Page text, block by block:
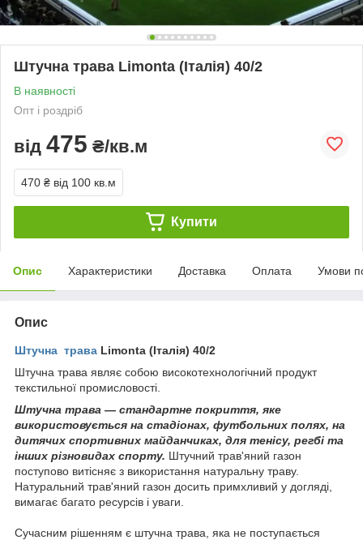
Штучна трава Limonta (Італія) 40/2
В наявності
Опт і роздріб
від 475 ₴/кв.м
470 ₴ від 100 кв.м
Купити
Опис Характеристики Доставка Оплата Умови
Опис
Штучна трава Limonta (Італія) 40/2
Штучна трава являє собою високотехнологічний продукт
текстильної промисловості.
Штучна трава — стандартне покриття, яке
використовується на стадіонах, футбольних полях, на
дитячих спортивних майданчиках, для тенісу, регбі та
інших різновидах спорту. Штучний трав'яний газон
поступово витісняє з використання натуральну траву.
Натуральний трав'яний газон досить примхливий у догляді,
вимагає багато ресурсів і уваги.
Сучасним рішенням є штучна трава, яка не поступається